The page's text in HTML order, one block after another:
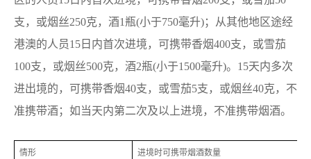
支，或烟丝250克，酒1瓶(小于750毫升)；从其他地区途经
港澳的人员15日内首次进境，可携带香烟400支，或雪茄
100支，或烟丝500克，酒2瓶(小于1500毫升)。15天内多次
进出境的，可携带香烟40支，或雪茄5支，或烟丝40克，不
准携带酒；如当天内第二次及以上进境，不准携带烟酒。
情形 进境时可携带烟酒数量